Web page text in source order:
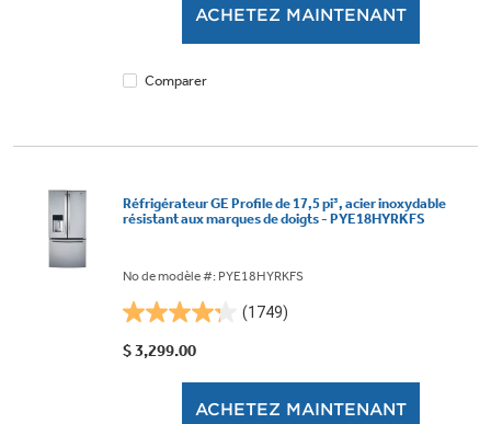
ACHETEZ MAINTENANT
Comparer
Réfrigérateur GE Profile de 17,5 pi³, acier inoxydable
résistant aux marques de doigts - PYE18HYRKFS
No de modèle #: PYE18HYRKFS
(1749)
4.2
étoile(s)
$ 3,299.00
ACHETEZ MAINTENANT